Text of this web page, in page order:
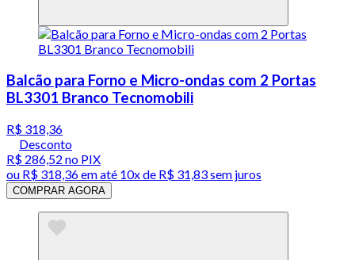
Balcão para Forno e Micro-ondas com 2 Portas
BL3301 Branco Tecnomobili
R$ 318,36
Desconto
R$ 286,52 no PIX
ou R$ 318,36em até 10x de R$ 31,83 sem juros
COMPRAR AGORA